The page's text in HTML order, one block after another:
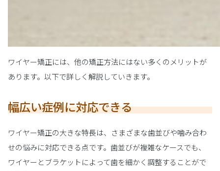
ワイヤー矯正には、他の矯正方法にはない多くのメリットが
あります。以下で詳しく解説していきます。
幅広い症例に対応できる
ワイヤー矯正の大きな特長は、さまざまな歯並びや噛み合わ
せの悩みに対応できる点です。歯並びが複雑なケースでも、
ワイヤーとブラケットによって歯を細かく調整することがで